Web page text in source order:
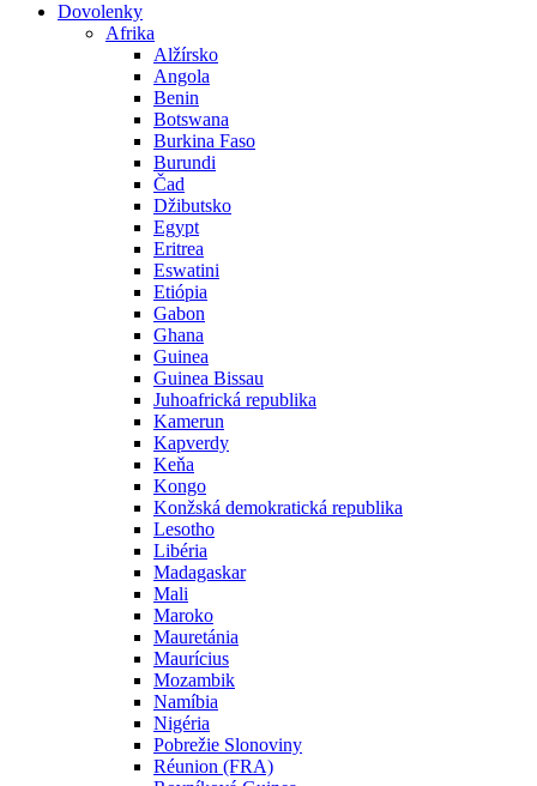
Dovolenky
Afrika
Alžírsko
Angola
Benin
Botswana
Burkina Faso
Burundi
Čad
Džibutsko
Egypt
Eritrea
Eswatini
Etiópia
Gabon
Ghana
Guinea
Guinea Bissau
Juhoafrická republika
Kamerun
Kapverdy
Keňa
Kongo
Konžská demokratická republika
Lesotho
Libéria
Madagaskar
Mali
Maroko
Mauretánia
Maurícius
Mozambik
Namíbia
Nigéria
Pobrežie Slonoviny
Réunion (FRA)